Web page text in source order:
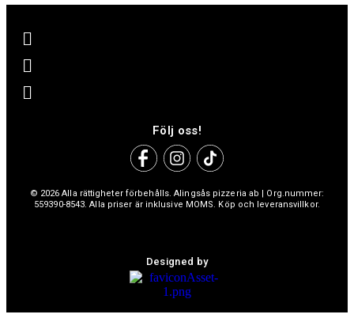
Följ oss!
© 2026 Alla rättigheter förbehålls. Alingsås pizzeria ab | Org.nummer:
559390-8543. Alla priser är inklusive MOMS. Köp och leveransvillkor.
Designed by